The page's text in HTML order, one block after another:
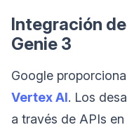
Integración
Genie 3
Google
Vertex AI. Los
a través de APIs